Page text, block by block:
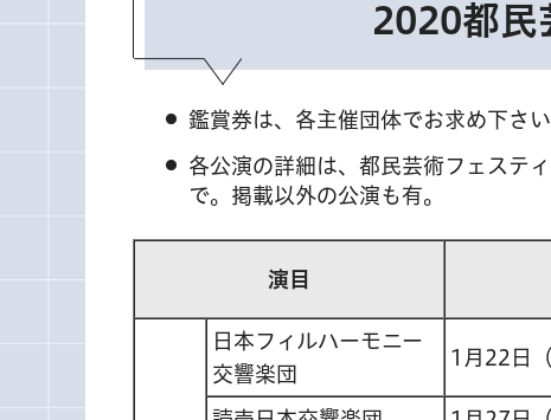
2020都民
鑑賞券は、各主催団体でお求め下さい
各公演の詳細は、都民芸術フェステ
で。掲載以外の公演も有。
演目
日本フィルハーモニー
交響楽団
1月22日